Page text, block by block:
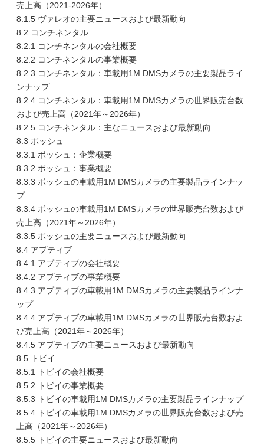
売上高（2021-2026年）
8.1.5 ヴァレオの主要ニュースおよび最新動向
8.2 コンチネンタル
8.2.1 コンチネンタルの会社概要
8.2.2 コンチネンタルの事業概要
8.2.3 コンチネンタル：車載用1M DMSカメラの主要製品ライ
ンナップ
8.2.4 コンチネンタル：車載用1M DMSカメラの世界販売台数
および売上高（2021年～2026年）
8.2.5 コンチネンタル：主なニュースおよび最新動向
8.3 ボッシュ
8.3.1 ボッシュ：企業概要
8.3.2 ボッシュ：事業概要
8.3.3 ボッシュの車載用1M DMSカメラの主要製品ラインナッ
プ
8.3.4 ボッシュの車載用1M DMSカメラの世界販売台数および
売上高（2021年～2026年）
8.3.5 ボッシュの主要ニュースおよび最新動向
8.4 アプティブ
8.4.1 アプティブの会社概要
8.4.2 アプティブの事業概要
8.4.3 アプティブの車載用1M DMSカメラの主要製品ラインナ
ップ
8.4.4 アプティブの車載用1M DMSカメラの世界販売台数およ
び売上高（2021年～2026年）
8.4.5 アプティブの主要ニュースおよび最新動向
8.5 トビイ
8.5.1 トビイの会社概要
8.5.2 トビイの事業概要
8.5.3 トビイの車載用1M DMSカメラの主要製品ラインナップ
8.5.4 トビイの車載用1M DMSカメラの世界販売台数および売
上高（2021年～2026年）
8.5.5 トビイの主要ニュースおよび最新動向